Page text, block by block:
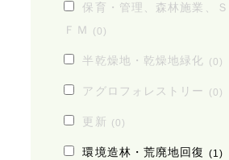
保育・管理、森林施業、Ｓ
ＦＭ
(0)
半乾燥地・乾燥地緑化 (0)
アグロフォレストリー (0)
更新 (0)
環境造林・荒廃地回復 (1)